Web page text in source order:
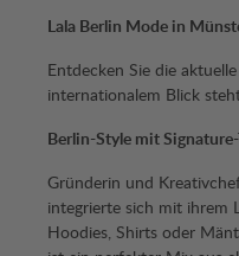
Lala Berlin Mode in
Entdecken Sie die
internationalem Blick
Berlin-Style mit
Gründerin und
integrierte sich mit ihrem
Hoodies, Shirts oder